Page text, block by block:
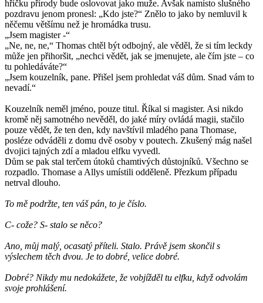
hříčku přírody bude oslovovat jako muže. Avšak namísto slušného
pozdravu jenom pronesl: „Kdo jste?“ Znělo to jako by nemluvil k
něčemu většímu než je hromádka trusu.
„Jsem magister -“
„Ne, ne, ne,“ Thomas chtěl být odbojný, ale věděl, že si tím leckdy
může jen přihoršit, „nechci vědět, jak se jmenujete, ale čím jste – co
tu pohledáváte?“
„Jsem kouzelník, pane. Přišel jsem prohledat váš dům. Snad vám to
nevadí.“
Kouzelník neměl jméno, pouze titul. Říkal si magister. Asi nikdo
kromě něj samotného nevěděl, do jaké míry ovládá magii, stačilo
pouze vědět, že ten den, kdy navštívil mladého pana Thomase,
posléze odváděli z domu dvě osoby v poutech. Zkušený mág našel
dvojici tajných zdí a mladou elfku vyvedl.
Dům se pak stal terčem útoků chamtivých důstojníků. Všechno se
rozpadlo. Thomase a Allys umístili odděleně. Přezkum případu
netrval dlouho.
To mě podržte, ten váš pán, to je číslo.
C- cože? S- stalo se něco?
Ano, můj malý, ocasatý příteli. Stalo. Právě jsem skončil s
výslechem těch dvou. Je to dobré, velice dobré.
Dobré? Nikdy mu nedokážete, že vobjížděl tu elfku, když odvolám
svoje prohlášení.